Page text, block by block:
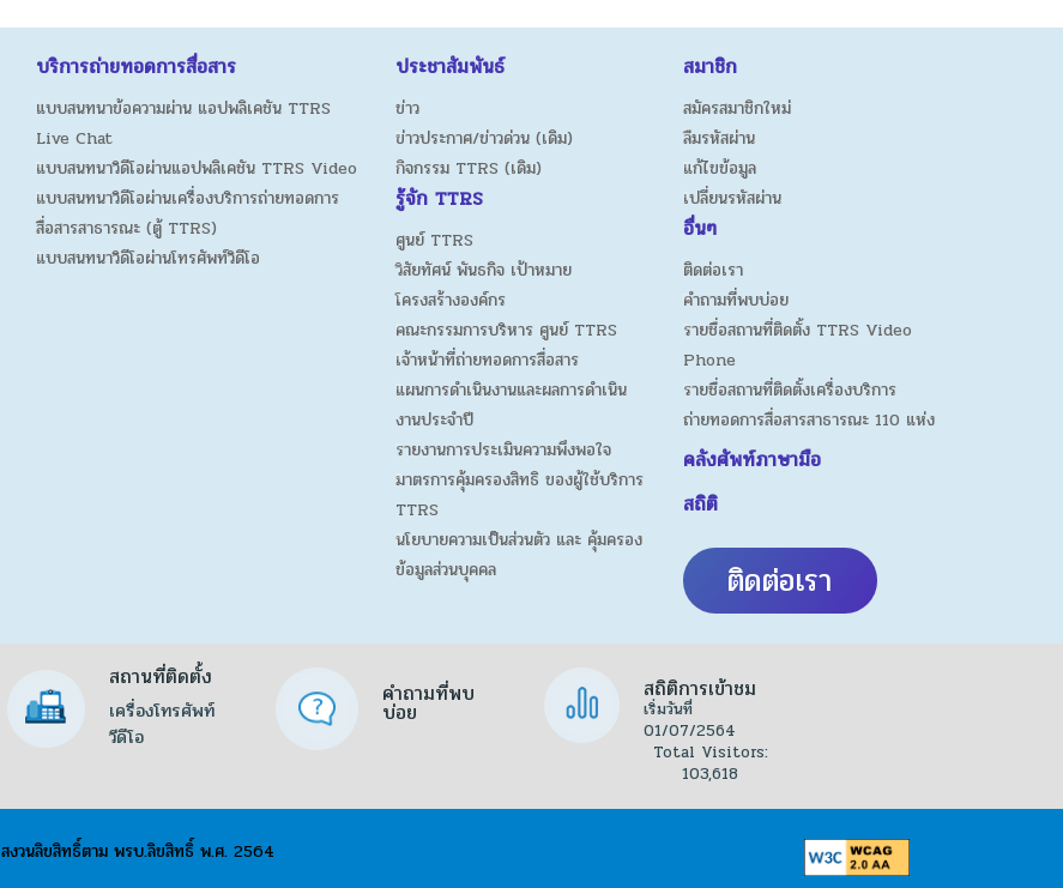
บริการถ่ายทอดการสื่อสาร
แบบสนทนาข้อความผ่าน แอปพลิเคชัน TTRS
Live Chat
แบบสนทนาวิดีโอผ่านแอปพลิเคชัน TTRS Video
แบบสนทนาวิดีโอผ่านเครื่องบริการถ่ายทอดการ
สื่อสารสาธารณะ (ตู้ TTRS)
แบบสนทนาวิดีโอผ่านโทรศัพท์วิดีโอ
ประชาสัมพันธ์
ข่าว
ข่าวประกาศ/ข่าวด่วน (เดิม)
กิจกรรม TTRS (เดิม)
รู้จัก TTRS
ศูนย์ TTRS
วิสัยทัศน์ พันธกิจ เป้าหมาย
โครงสร้างองค์กร
คณะกรรมการบริหาร ศูนย์ TTRS
เจ้าหน้าที่ถ่ายทอดการสื่อสาร
แผนการดำเนินงานและผลการดำเนิน
งานประจำปี
รายงานการประเมินความพึงพอใจ
มาตรการคุ้มครองสิทธิ ของผู้ใช้บริการ
TTRS
นโยบายความเป็นส่วนตัว และ คุ้มครอง
ข้อมูลส่วนบุคคล
สมาชิก
สมัครสมาชิกใหม่
ลืมรหัสผ่าน
แก้ไขข้อมูล
เปลี่ยนรหัสผ่าน
อื่นๆ
ติดต่อเรา
คำถามที่พบบ่อย
รายชื่อสถานที่ติดตั้ง TTRS Video
Phone
รายชื่อสถานที่ติดตั้งเครื่องบริการ
ถ่ายทอดการสื่อสารสาธารณะ 110 แห่ง
คลังศัพท์ภาษามือ
สถิติ
ติดต่อเรา
สถานที่ติดตั้ง
เครื่องโทรศัพท์
วีดีโอ
คำถามที่พบ
บ่อย
สถิติการเข้าชม
เริ่มวันที่
01/07/2564
Total Visitors:
103,618
สงวนลิขสิทธิ์ตาม พรบ.ลิขสิทธิ์ พ.ศ. 2564